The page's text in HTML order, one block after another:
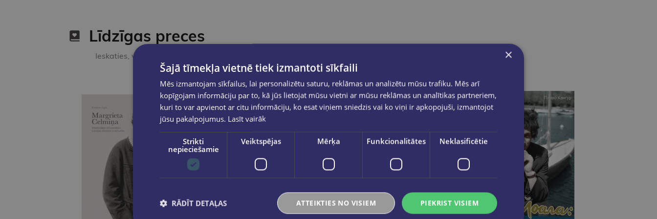
Līdzīgas preces
Ieskaties, varbūt noder ×
Šajā tīmekļa vietnē tiek izmantoti sīkfaili
Mēs izmantojam sīkfailus, lai personalizētu saturu, reklāmas un analizētu mūsu trafiku. Mēs arī
kopīgojam informāciju par to, kā jūs lietojat mūsu vietni ar mūsu reklāmas un analītikas partneriem,
kuri to var apvienot ar citu informāciju, ko esat viņiem sniedzis vai ko viņi ir apkopojuši, izmantojot
jūsu pakalpojumus. Lasīt vairāk
Strikti
nepieciešamie
Veiktspējas Mērķa Funkcionalitātes Neklasificētie
PIEKRIST VISIEM
ATTEIKTIES NO VISIEM
RĀDĪT DETAĻAS